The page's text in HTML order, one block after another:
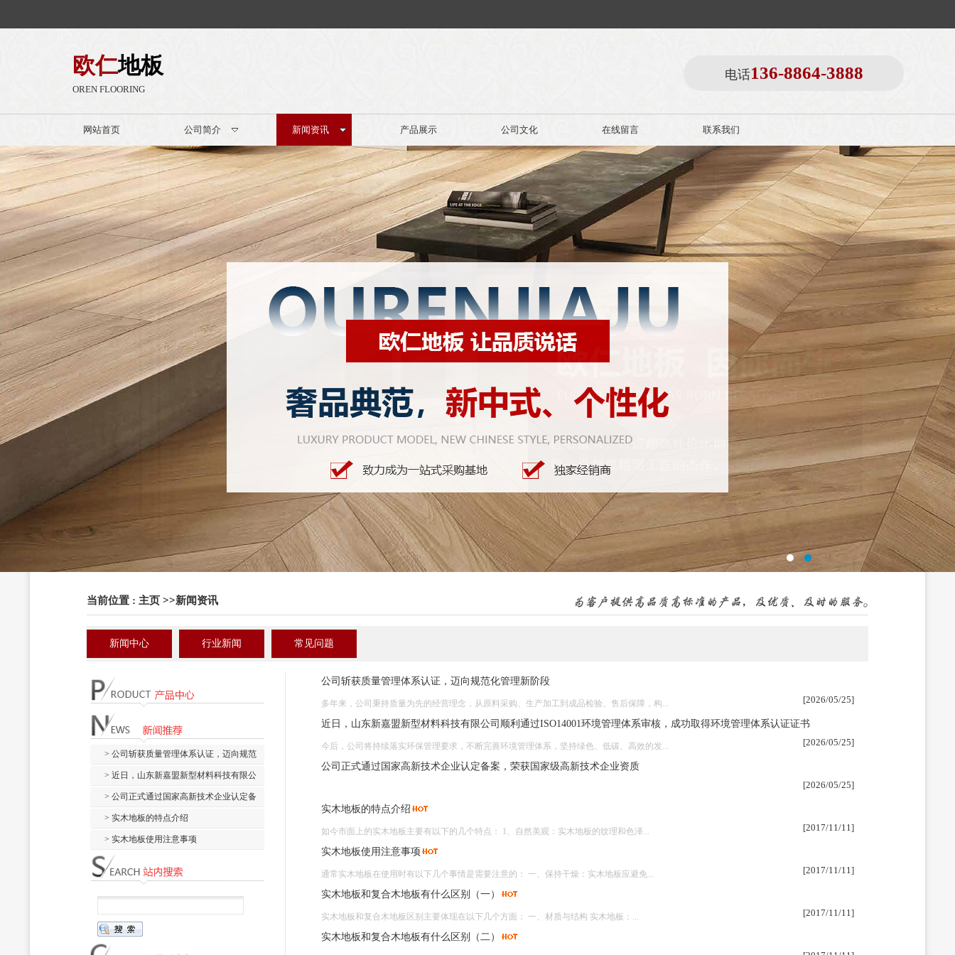
欧仁地板
OREN FLOORING
电话136-8864-3888
网站首页 公司简介 新闻资讯 产品展示 公司文化 在线留言 联系我们
当前位置 : 主页 >>新闻资讯
新闻中心 行业新闻 常见问题
公司斩获质量管理体系认证，迈向规范化管理新阶段
多年来，公司秉持质量为先的经营理念，从原料采购、生产加工到成品检验、售后保障，构... [2026/05/25]
近日，山东新嘉盟新型材料科技有限公司顺利通过ISO14001环境管理体系审核，成功取得环境管理体系认证证书
今后，公司将持续落实环保管理要求，不断完善环境管理体系，坚持绿色、低碳、高效的发... [2026/05/25]
公司正式通过国家高新技术企业认定备案，荣获国家级高新技术企业资质
[2026/05/25]
实木地板的特点介绍
如今市面上的实木地板主要有以下的几个特点： 1、自然美观：实木地板的纹理和色泽... [2017/11/11]
实木地板使用注意事项
通常实木地板在使用时有以下几个事情是需要注意的： 一、保持干燥：实木地板应避免... [2017/11/11]
实木地板和复合木地板有什么区别（一）
实木地板和复合木地板区别主要体现在以下几个方面： 一、材质与结构 实木地板：... [2017/11/11]
实木地板和复合木地板有什么区别（二）
> 公司斩获质量管理体系认证，迈向规范
化管理新阶...
> 近日，山东新嘉盟新型材料科技有限公
司顺利通过...
> 公司正式通过国家高新技术企业认定备
案，荣获国...
> 实木地板的特点介绍
> 实木地板使用注意事项